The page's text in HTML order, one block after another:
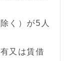
く）が5人
又は賃借